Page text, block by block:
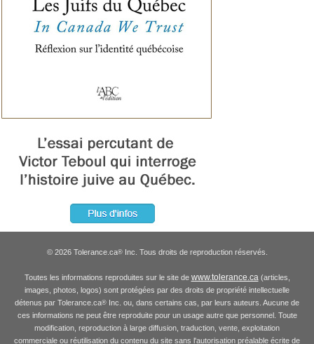
© 2026 Tolerance.ca®Inc. Tous droits de reproduction réservés.
Toutes les informations reproduites sur le site de www.tolerance.ca (articles,
images, photos, logos) sont protégées par des droits de propriété intellectuelle
détenus par Tolerance.ca® Inc. ou, dans certains cas, par leurs auteurs. Aucune de
ces informations ne peut être reproduite pour un usage autre que personnel. Toute
modification, reproduction à large diffusion, traduction, vente, exploitation
commerciale ou réutilisation du contenu du site sans l'autorisation préalable écrite de